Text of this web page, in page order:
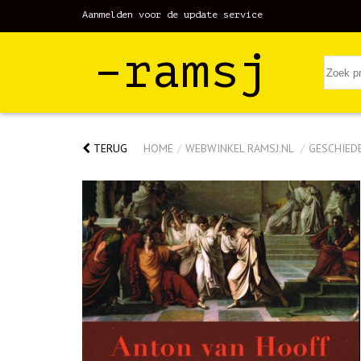
Aanmelden voor de update service
–ramsj
TERUG HOME / WEBWINKEL RAMSJ.NL /